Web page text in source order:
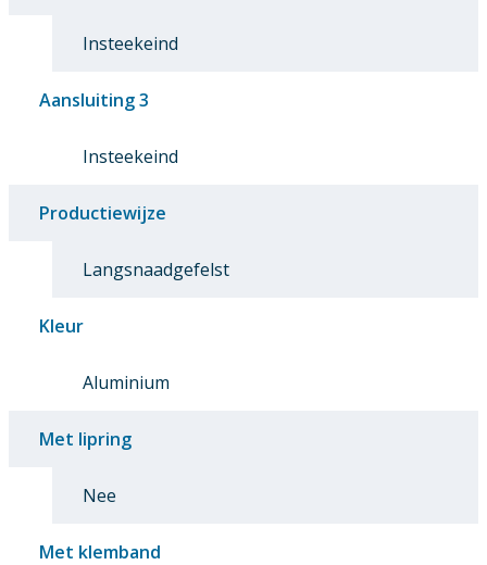
Insteekeind
Aansluiting 3
Insteekeind
Productiewijze
Langsnaadgefelst
Kleur
Aluminium
Met lipring
Nee
Met klemband